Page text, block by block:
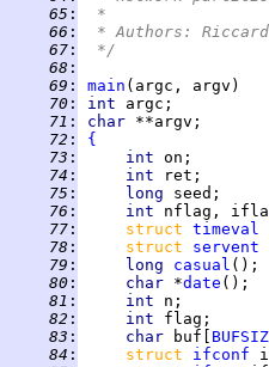
  65
:
*
  66
:
* Authors:
  67
:
*/
  68
:
  69
: main
  70
: int
  71
: char
  72
:
{
  73
: int
  74
: int
  75
: long
  76
:
int
  77
: struct timeval
  78
: struct servent
  79
: long casual
  80
: char *date
  81
: int
  82
: int
  83
: char buf[ BUFSIZ
  84
: struct ifconf